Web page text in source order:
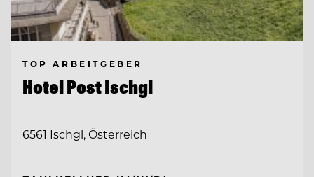
TOP ARBEITGEBER
Hotel Post Ischgl
6561 Ischgl, Österreich